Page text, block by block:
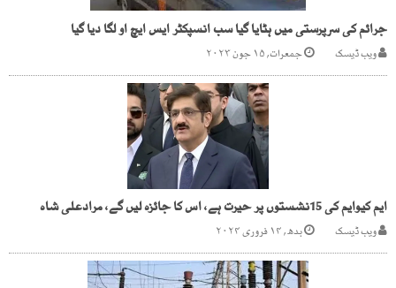
جرائم کی سرپرستی میں ہٹایا گیا سب انسپکٹر ایس ایچ او لگا دیا گیا
ویب ڈیسک جمعرات, ۱۵ جون ۲۰۲۳
ایم کیوایم کی 15نشستوں پر حیرت ہے، اس کا جائزہ لیں گے، مرادعلی شاہ
ویب ڈیسک بدھ, ۱۴ فروری ۲۰۲۴